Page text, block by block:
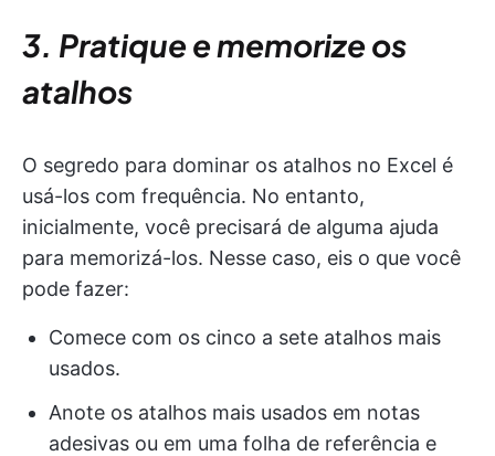
3. Pratique e memorize os
atalhos
O segredo para dominar os atalhos no Excel é
usá-los com frequência. No entanto,
inicialmente, você precisará de alguma ajuda
para memorizá-los. Nesse caso, eis o que você
pode fazer:
Comece com os cinco a sete atalhos mais
usados.
Anote os atalhos mais usados em notas
adesivas ou em uma folha de referência e